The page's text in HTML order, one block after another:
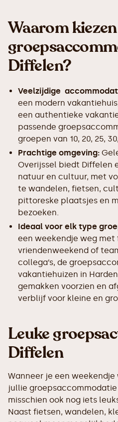
Waarom
Diffelen?
Veelzijdige
een modern
een authentieke
passende
groepen van 10, 20, 25,
Prachtige omgeving:
Overijssel biedt Diffelen
natuur en cultuur, met
te wandelen, fietsen,
pittoreske plaatsjes en
bezoeken.
Ideaal voor elk type
een weekendje weg met
vriendenweekend of
collega’s, de
vakantiehuizen in
gemakken voorzien en
verblijf voor kleine en
Leuke
Diffelen
Wanneer je een
jullie
misschien ook nog iets
Naast fietsen, wandelen,